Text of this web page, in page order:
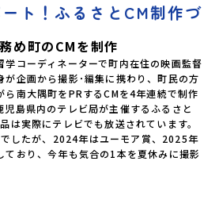
ト！ふるさとCM制作づ
め町のCMを制作
コーディネーターで町内在住の映画監督
が企画から撮影･編集に携わり、町民の方
ら南大隅町をPRするCMを4年連続で制作
児島県内のテレビ局が主催するふるさと
は実際にテレビでも放送されています。
したが、2024年はユーモア賞、2025年
ており、今年も気合の1本を夏休みに撮影